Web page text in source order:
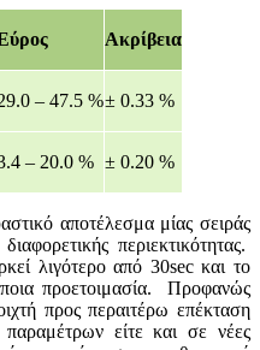
Ακρίβεια
– 47.5 %± 0.33 %
– 20.0 % ± 0.20 %
αποτέλεσμα μίας σειράς
περιεκτικότητας.
λιγότερο από 30sec και το
προετοιμασία. Προφανώς
προς περαιτέρω επέκταση
είτε και σε νέες